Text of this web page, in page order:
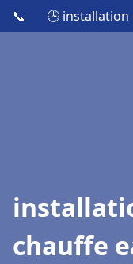
📞 🕒 installation
chauffe